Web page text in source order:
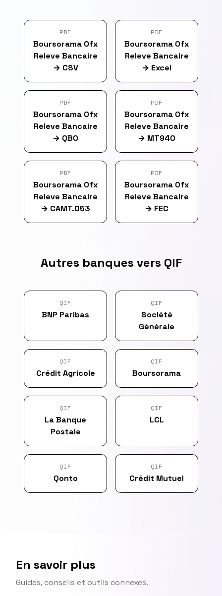
PDF
Boursorama Ofx
Releve Bancaire
→ CSV
PDF
Boursorama Ofx
Releve Bancaire
→ Excel
PDF
Boursorama Ofx
Releve Bancaire
→ QBO
PDF
Boursorama Ofx
Releve Bancaire
→ MT940
PDF
Boursorama Ofx
Releve Bancaire
→ CAMT.053
PDF
Boursorama Ofx
Releve Bancaire
→ FEC
Autres banques vers QIF
QIF
BNP Paribas
QIF
Société
Générale
QIF
Crédit Agricole
QIF
Boursorama
QIF
La Banque
Postale
QIF
LCL
QIF
Qonto
QIF
Crédit Mutuel
En savoir plus
Guides, conseils et outils connexes.